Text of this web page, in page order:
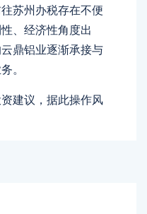
苏州办税存在不便
、经济性角度出
鼎铝业逐渐承接与
。
建议，据此操作风